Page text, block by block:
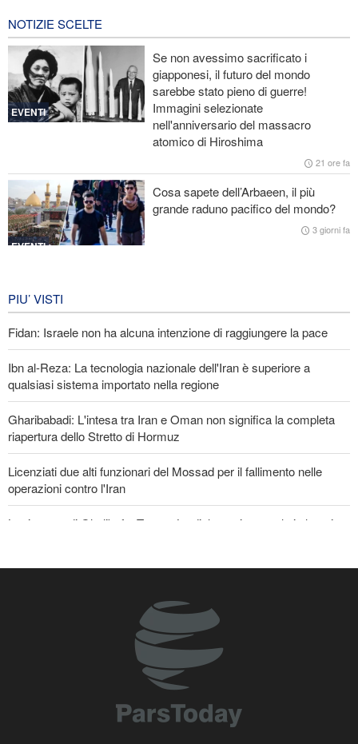
Lesioni traumatiche al cervello per oltre 700 militari statunitensi
negli attacchi dell’Iran
La risposta di Ghalibaf a Trump: La diplomazia teatrale in loop è
un fallimento
Ibn al-Reza: La tecnologia nazionale dell'Iran è superiore a
Gharibabadi: L'intesa tra Iran e Oman non significa la completa
riapertura dello Stretto di Hormuz
NOTIZIE SCELTE
EVENTI
Se non avessimo sacrificato i
giapponesi, il futuro del mondo
sarebbe stato pieno di guerre!
Immagini selezionate
nell'anniversario del massacro
atomico di Hiroshima
21 ore fa
EVENTI
Cosa sapete dell’Arbaeen, il più
grande raduno pacifico del mondo?
3 giorni fa
EVENTI
PIU’ VISTI
Fidan: Israele non ha alcuna intenzione di raggiungere la pace
Ibn al-Reza: La tecnologia nazionale dell'Iran è superiore a
qualsiasi sistema importato nella regione
Gharibabadi: L'intesa tra Iran e Oman non significa la completa
riapertura dello Stretto di Hormuz
Licenziati due alti funzionari del Mossad per il fallimento nelle
operazioni contro l'Iran
La risposta di Ghalibaf a Trump: La diplomazia teatrale in loop è
Se non avessimo sacrificato i giapponesi, il futuro del mondo
sarebbe stato pieno di guerre! Immagini selezionate
nell'anniversario del massacro atomico di Hiroshima